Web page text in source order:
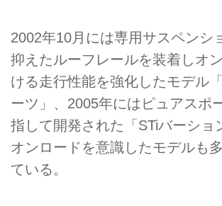
2002年10月には専用サスペンシ
抑えたルーフレールを装着しオ
ける走行性能を強化したモデル
ーツ」、2005年にはピュアスポ
指して開発された「STiバーショ
オンロードを意識したモデルも
ている。